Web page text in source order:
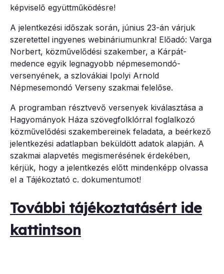
képviselő együttműködésre!
A jelentkezési időszak során, június 23-án várjuk
szeretettel ingyenes webináriumunkra! Előadó: Varga
Norbert, közművelődési szakember, a Kárpát-
medence egyik legnagyobb népmesemondó-
versenyének, a szlovákiai Ipolyi Arnold
Népmesemondó Verseny szakmai felelőse.
A programban résztvevő versenyek kiválasztása a
Hagyományok Háza szövegfolklórral foglalkozó
közművelődési szakembereinek feladata, a beérkező
jelentkezési adatlapban beküldött adatok alapján. A
szakmai alapvetés megismerésének érdekében,
kérjük, hogy a jelentkezés előtt mindenképp olvassa
el a Tájékoztató c. dokumentumot!
További tájékoztatásért ide
kattintson